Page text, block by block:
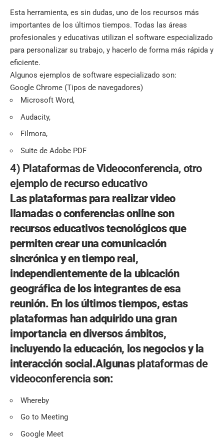
Esta herramienta, es sin dudas, uno de los recursos más
importantes de los últimos tiempos. Todas las áreas
profesionales y educativas utilizan el software especializado
para personalizar su trabajo, y hacerlo de forma más rápida y
eficiente.
Algunos ejemplos de software especializado son:
Google Chrome (Tipos de navegadores)
Microsoft Word,
Audacity,
Filmora,
Suite de Adobe PDF
4) Plataformas de Videoconferencia, otro
ejemplo de recurso educativo
Las plataformas para realizar video
llamadas o conferencias online son
recursos educativos tecnológicosque
permiten crear una comunicación
sincrónica y en tiempo real,
independientemente de la ubicación
geográfica de los integrantes de esa
reunión. En los últimos tiempos, estas
plataformas han adquirido una gran
importancia en diversos ámbitos,
incluyendo la educación, los negocios y la
interacción social.Algunas plataformas de
videoconferencia son:
Whereby
Go to Meeting
Google Meet